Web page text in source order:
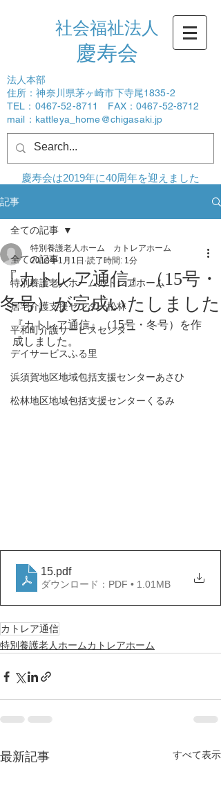
社会福祉法人
​慶寿会
法人本部
住所：神奈川県茅ヶ崎市下寺尾1835-2
TEL：0467-52-8711 FAX：0467-52-8712
mail： kattleya_home@chigasaki.jp
ログイン
慶寿会は2019年に40周年を迎えました
記事
全ての記事
特別養護老人ホームカトレアホーム
居宅介護支援センター松林
平和町介護サービスセンター
デイサービスふる里
浜須賀地区地域包括支援センターあさひ
松林地区地域包括支援センターくるみ
全ての記事
『カトレア通信』（15号・
冬号）が完成いたしました
特別養護老人ホーム カトレアホーム
2018年1月1日 読了時間: 1分
『カトレア通信』（15号・冬号）を作
成しました。
15.pdf
ダウンロード：PDF • 1.01MB
カトレア通信
特別養護老人ホームカトレアホーム
最新記事 すべて表示